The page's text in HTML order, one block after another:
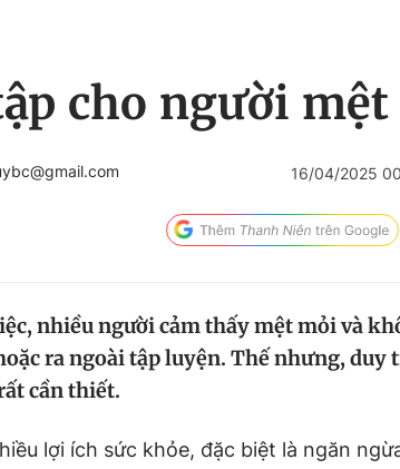
cho người
16/04/2025
nhiều người cảm thấy mệt mỏi và
ra ngoài tập luyện. Thế nhưng, duy
cần thiết.
lợi ích sức khỏe, đặc biệt là ngăn